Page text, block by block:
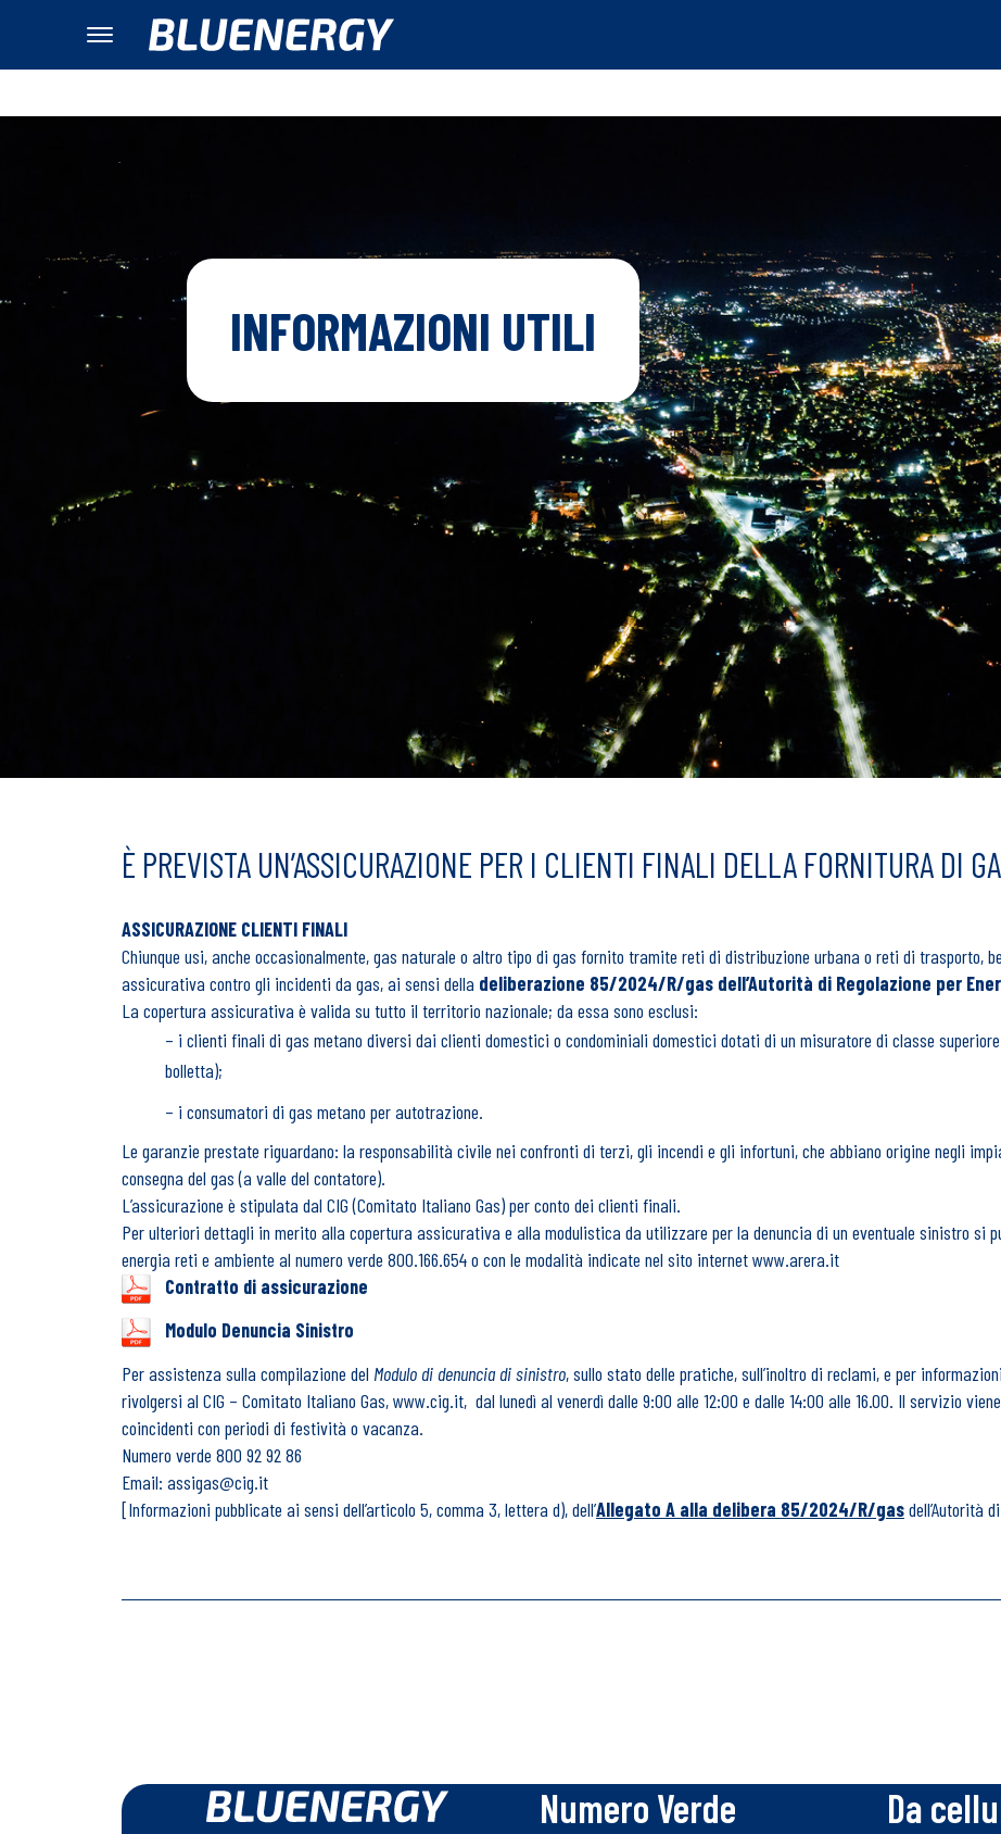
INFORMAZIONI UTILI
È PREVISTA UN’ASSICURAZIONE PER I CLIENTI FINALI DELLA FORNITURA DI
ASSICURAZIONE CLIENTI FINALI
Chiunque usi, anche occasionalmente, gas naturale o altro tipo di gas fornito tramite reti di distribuzione urbana o reti di trasporto,
assicurativa contro gli incidenti da gas, ai sensi della deliberazione 85/2024/R/gas dell’Autorità di Regolazione per
La copertura assicurativa è valida su tutto il territorio nazionale; da essa sono esclusi:
– i clienti finali di gas metano diversi dai clienti domestici o condominiali domestici dotati di un misuratore di classe
bolletta);
– i consumatori di gas metano per autotrazione.
Le garanzie prestate riguardano: la responsabilità civile nei confronti di terzi, gli incendi e gli infortuni, che abbiano origine negli
consegna del gas (a valle del contatore).
L’assicurazione è stipulata dal CIG (Comitato Italiano Gas) per conto dei clienti finali.
Per ulteriori dettagli in merito alla copertura assicurativa e alla modulistica da utilizzare per la denuncia di un eventuale sinistro si
energia reti e ambiente al numero verde 800.166.654 o con le modalità indicate nel sito internetwww.arera.it
Contratto di assicurazione
Modulo Denuncia Sinistro
Per assistenza sulla compilazione del Modulo di denuncia di sinistro, sullo stato delle pratiche, sull’inoltro di reclami, e per
rivolgersi al CIG – Comitato Italiano Gas,www.cig.it, dal lunedì al venerdì dalle 9:00 alle 12:00 e dalle 14:00 alle 16.00. Il servizio
coincidenti con periodi di festività o vacanza.
Numero verde 800 92 92 86
Email: assigas@cig.it
[Informazioni pubblicate ai sensi dell’articolo 5, comma 3, lettera d), dell’Allegato A alla delibera 85/2024/R/gasdell’Autorità
Numero Verde Da